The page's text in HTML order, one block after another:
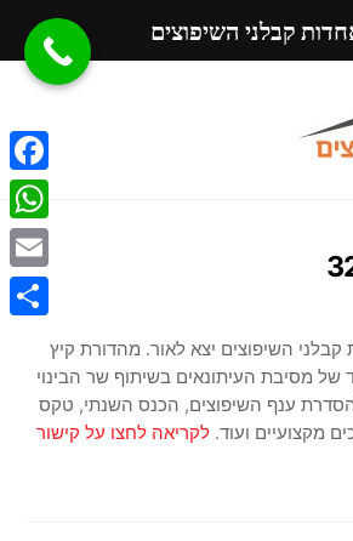
קבלני השיפוצים יצא לאור. מהדורת קיץ
של מסיבת העיתונאים בשיתוף שר הבינוי
ענף השיפוצים, הכנס השנתי, טקס
מקצועיים ועוד.לקריאה לחצו על קישור
F
a
c
e
o
W
h
a
A
E
i
l
h
a
קבלני השיפוצים